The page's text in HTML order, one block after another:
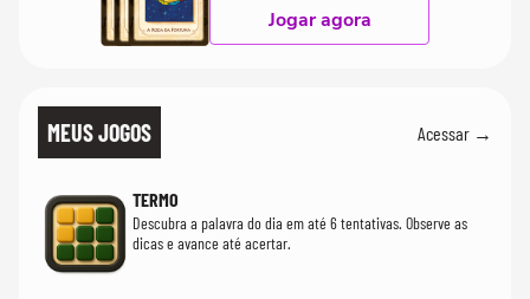
Jogar agora
MEUS JOGOS Acessar →
TERMO
Descubra a palavra do dia em até 6 tentativas. Observe as
dicas e avance até acertar.